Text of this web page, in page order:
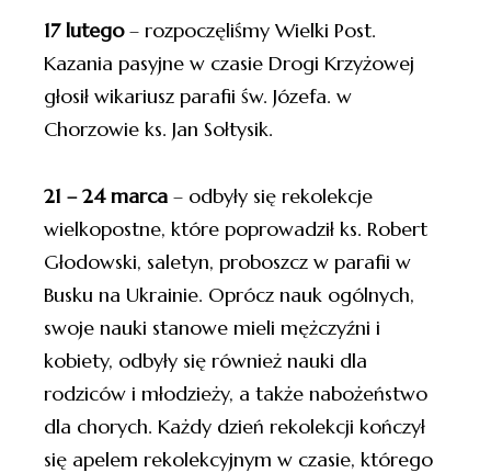
17 lutego– rozpoczęliśmy Wielki Post.
Kazania pasyjne w czasie Drogi Krzyżowej
głosił wikariusz parafii św. Józefa. w
Chorzowie ks. Jan Sołtysik.
21 – 24 marca – odbyły się rekolekcje
wielkopostne, które poprowadził ks. Robert
Głodowski, saletyn, proboszcz w parafii w
Busku na Ukrainie. Oprócz nauk ogólnych,
swoje nauki stanowe mieli mężczyźni i
kobiety, odbyły się również nauki dla
rodziców i młodzieży, a także nabożeństwo
dla chorych. Każdy dzień rekolekcji kończył
się apelem rekolekcyjnym w czasie, którego